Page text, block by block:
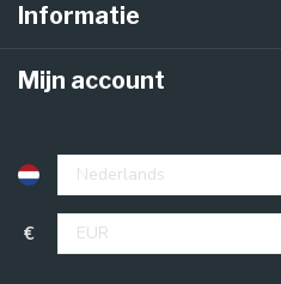
Informatie
Mijn account
€